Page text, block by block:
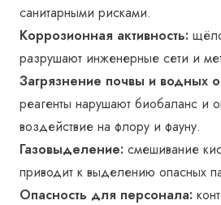
санитарными рисками.
Коррозионная активность:
разрушают инженерные сети и
Загрязнение почвы и водных
реагенты нарушают биобаланс и
воздействие на флору и фауну.
Газовыделение: смешивание
приводит к выделению опасных
Опасность для персонала: